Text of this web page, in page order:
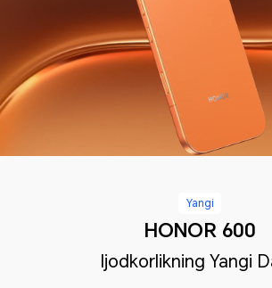
Yangi
HONOR 600
Ijodkorlikning Yangi